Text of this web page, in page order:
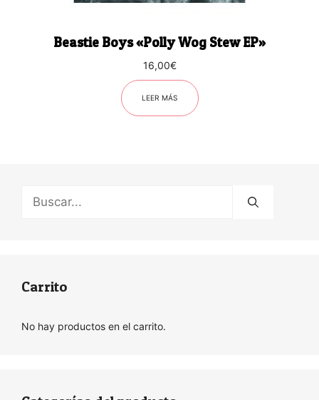
Beastie Boys «Polly Wog Stew EP»
16,00€
LEER MÁS
Buscar:
Carrito
No hay productos en el carrito.